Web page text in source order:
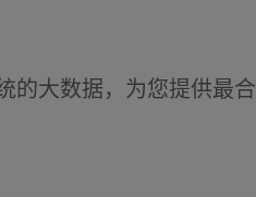
的大数据，为您提供最合